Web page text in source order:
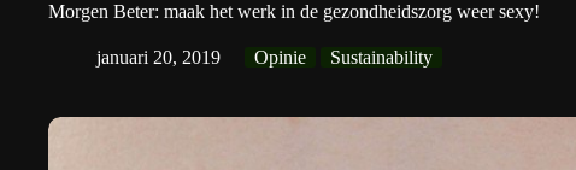
Morgen Beter: maak het werk in de gezondheidszorg weer sexy!
januari 20, 2019 Opinie Sustainability